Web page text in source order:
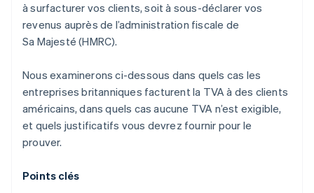
à surfacturer vos clients, soit à sous-déclarer vos
revenus auprès de l’administration fiscale de
Sa Majesté (HMRC).
Nous examinerons ci-dessous dans quels cas les
entreprises britanniques facturent la TVA à des clients
américains, dans quels cas aucune TVA n’est exigible,
et quels justificatifs vous devrez fournir pour le
prouver.
Points clés